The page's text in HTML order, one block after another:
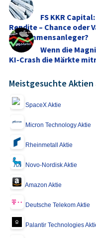
FS KKR
Rendite – Chance oder
Einkommensanleger?
Wenn die
KI-Crash die Märkte
Meistgesuchte Aktien
SpaceX Aktie
Micron Technology Aktie
Rheinmetall Aktie
Novo-Nordisk Aktie
Amazon Aktie
Deutsche Telekom Aktie
Palantir Technologies